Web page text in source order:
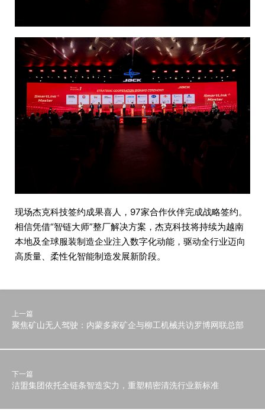
现场杰克科技签约成果喜人，97家合作伙伴完成战略签约。
相信凭借“智链大师”整厂解决方案，杰克科技将持续为越南
本地及全球服装制造企业注入数字化动能，驱动全行业迈向
高质量、柔性化智能制造发展新阶段。
上一篇
聚焦矿山无人驾驶：内蒙多家矿企与柳工机械共访罗博网联总部
下一篇
洁盟集团依托全链条智造实力，重塑精密清洗行业新标准